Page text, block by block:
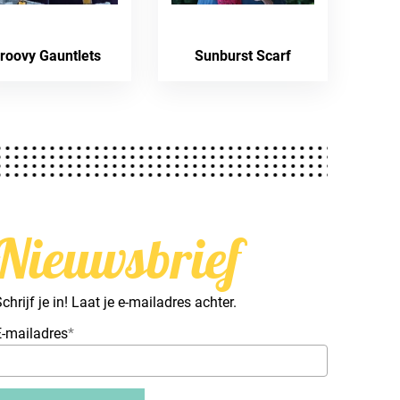
Gauntlets Sunburst Scarf
je in! Laat je e-mailadres achter.
mailadres*